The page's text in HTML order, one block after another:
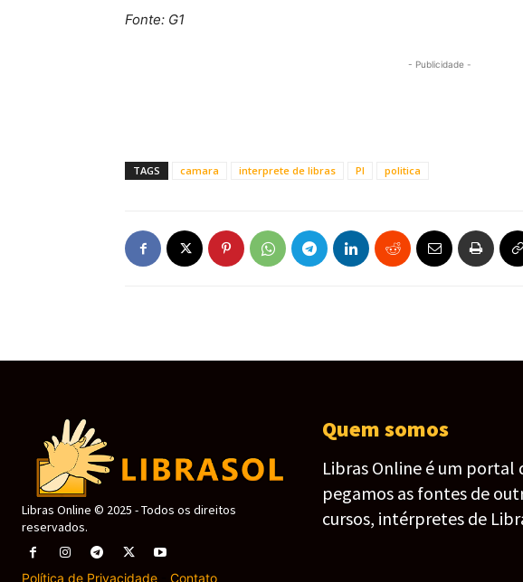
Fonte: G1
- Publicidade -
TAGS camara interprete de libras PI politica
Libras Online © 2025 - Todos os direitos
reservados.
Política de Privacidade Contato
Quem somos
Libras Online é um portal
pegamos as fontes de
cursos, intérpretes de